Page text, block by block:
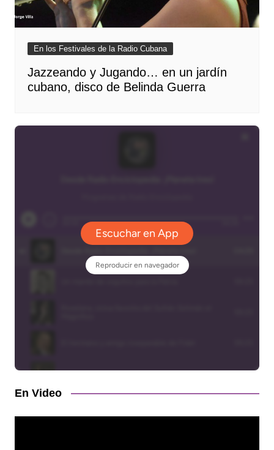
En los Festivales de la Radio Cubana
Jazzeando y Jugando… en un jardín
cubano, disco de Belinda Guerra
En Video